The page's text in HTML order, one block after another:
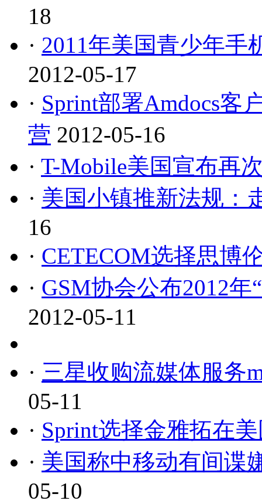
18
· 2011年美国青少年手
2012-05-17
· Sprint部署Amdocs客
营 2012-05-16
· T-Mobile美国宣布再
· 美国小镇推新法规：
16
· CETECOM选择思博
· GSM协会公布2012
2012-05-11
· 三星收购流媒体服务
05-11
· Sprint选择金雅拓在
· 美国称中移动有间谍
05-10